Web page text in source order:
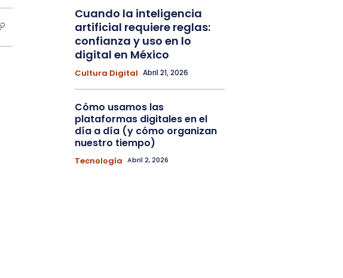
Cuando la inteligencia
artificial requiere reglas:
confianza y uso en lo
digital en México
Cultura Digital Abril 21, 2026
Cómo usamos las
plataformas digitales en el
día a día (y cómo organizan
nuestro tiempo)
Tecnología Abril 2, 2026